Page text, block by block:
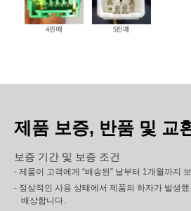
제품 보증, 반품 및 교
보증 기간 및 보증 조건
- 제품이 고객에게 “배송된” 날부터 1개월까지
- 정상적인 사용 상태에서 제품의 하자가 발생
배상합니다.